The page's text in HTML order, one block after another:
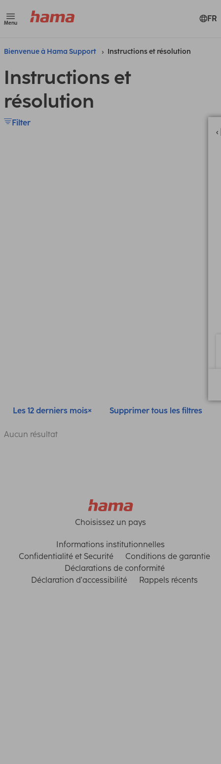
Menu FR
Bienvenue à Hama Support Instructions et résolution
Instructions et
résolution
Filter
Les 12 derniers mois Supprimer tous les filtres
Aucun résultat
Choisissez un pays
Informations institutionnelles
Confidentialité et Securité
Conditions de garantie
Déclarations de conformité
Déclaration d'accessibilité
Rappels récents